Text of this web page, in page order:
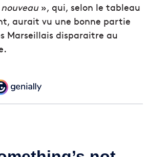
nouveau», qui, selon le tableau
aurait vu une bonne partie
Marseillais disparaitre au